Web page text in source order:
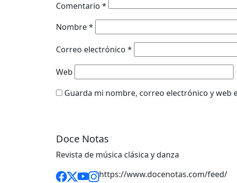
Comentario *
Nombre*
Correo electrónico *
Web
Guarda mi nombre, correo electrónico y web
Doce Notas
Revista de música clásica y danza
https://www.docenotas.com/feed/